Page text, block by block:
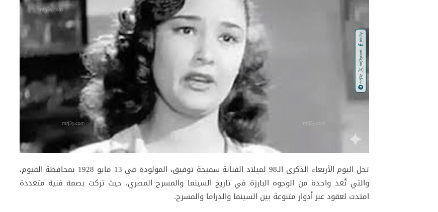
تحل اليوم الأربعاء الذكرى الـ98 لميلاد الفنانة سميحة توفيق
، المولودة في 13 مايو 1928 بمحافظة الفيوم،
والتي تُعد واحدة من الوجوه البارزة في تاريخ السينما والمسرح المصري، حيث تركت بصمة فنية متعددة
امتدت لعقود عبر أدوار متنوعة بين السينما والدراما والمسرح.